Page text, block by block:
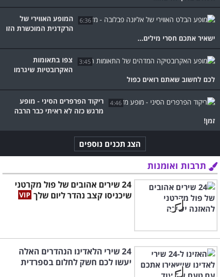
6:36
המופע האווירי של
הרקדנית המוכשרת הזו
ישאיר אתכם חסרי מילים...
3:45
צפו בתאומות
האקרובטיות שיגרמו
לכם לחשוב שאתם רואים כפול
4:46
ריקוד הפרפרים הסיני - מופע
מרגש כזה לא ראיתי כבר הרבה
זמן!
הצג תכנים נוספים
תרבות ואומנות
24 שירים אהובים של פול מקרטני
שיכניסו קצב נהדר ליום שלך
24 שירי הלאדינו הנהדרים האלה
יעשו לכם חשק לחלום בספרדית